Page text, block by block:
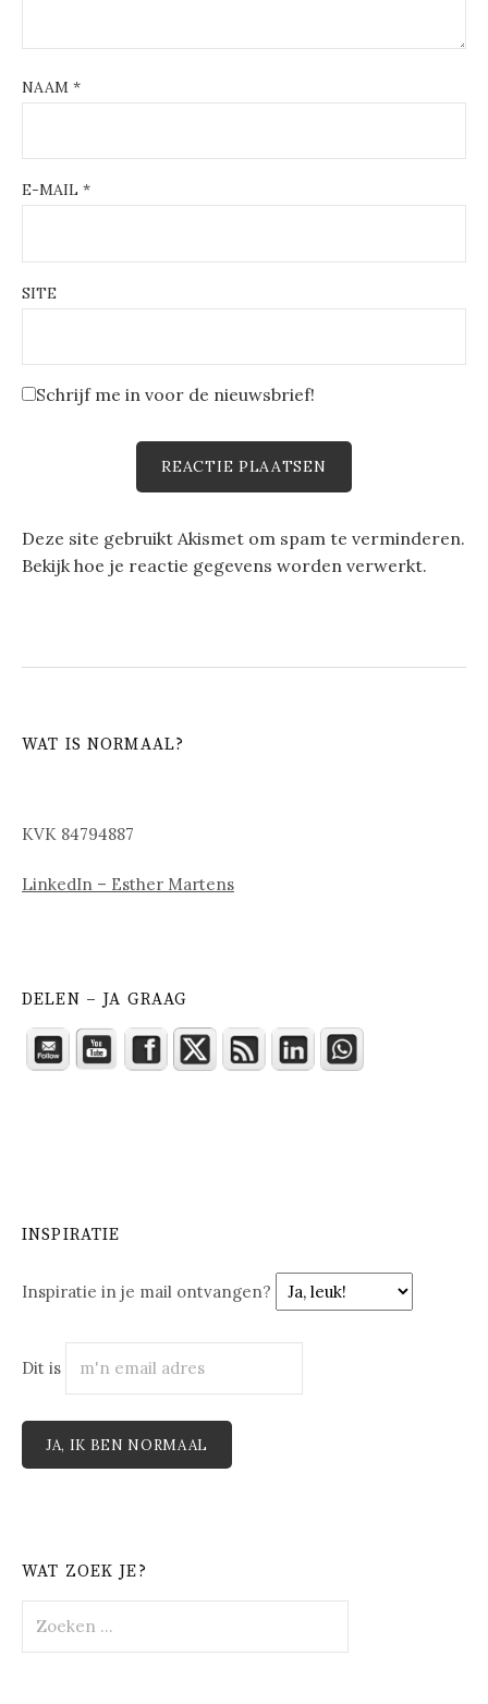
NAAM *
E-MAIL *
SITE
Schrijf me in voor de nieuwsbrief!
Deze site gebruikt Akismet om spam te verminderen.
Bekijk hoe je reactie gegevens worden verwerkt.
WAT IS NORMAAL?
KVK 84794887
LinkedIn – Esther Martens
DELEN – JA GRAAG
INSPIRATIE
Inspiratie in je mail ontvangen?
Dit is
WAT ZOEK JE?
naar: